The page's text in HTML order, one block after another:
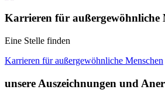
Karrieren für außergewöhnliche
Eine Stelle finden
Karrieren für außergewöhnliche Menschen
unsere Auszeichnungen und